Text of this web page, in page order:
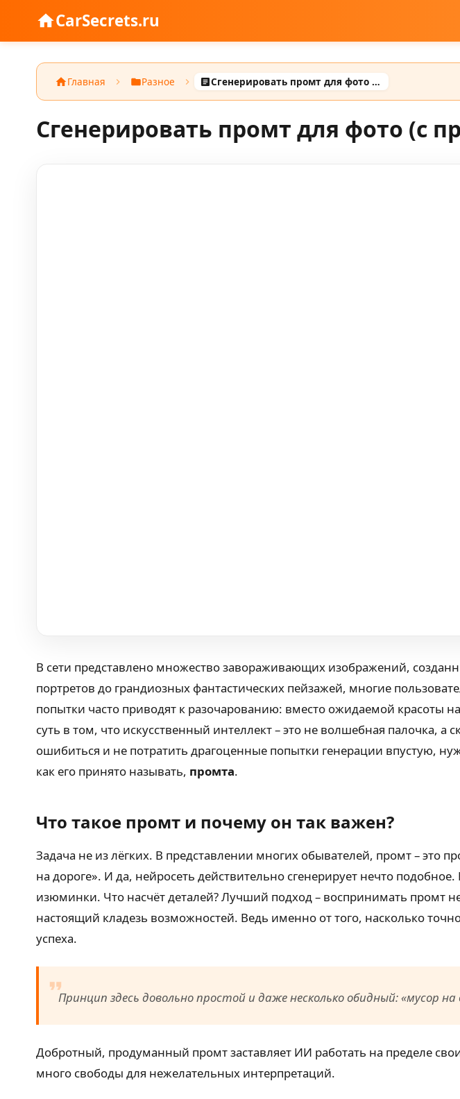
CarSecrets.ru
Главная Разное Сгенерировать промт для фото (с примерами готовых промтов)
Сгенерировать промт для фото (с
В сети представлено множество завораживающих изображений,
портретов до грандиозных фантастических пейзажей, многие
попытки часто приводят к разочарованию: вместо ожидаемой красоты
суть в том, что искусственный интеллект – это не волшебная палочка,
ошибиться и не потратить драгоценные попытки генерации впустую,
как его принято называть, промта.
Что такое промт и почему он так важен?
Задача не из лёгких. В представлении многих обывателей, промт –
на дороге». И да, нейросеть действительно сгенерирует нечто
изюминки. Что насчёт деталей? Лучший подход – воспринимать промт
настоящий кладезь возможностей. Ведь именно от того, насколько
успеха.
Принцип здесь довольно простой и даже несколько обидный: «мусор на
Добротный, продуманный промт заставляет ИИ работать на пределе
много свободы для нежелательных интерпретаций.